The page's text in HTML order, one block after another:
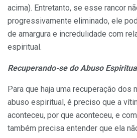
acima). Entretanto, se esse rancor
progressivamente eliminado, ele
de amargura e incredulidade com
espiritual.
Recuperando-se do Abuso
Para que haja uma recuperação dos
abuso espiritual, é preciso que a
aconteceu, por que aconteceu, e
também precisa entender que ela